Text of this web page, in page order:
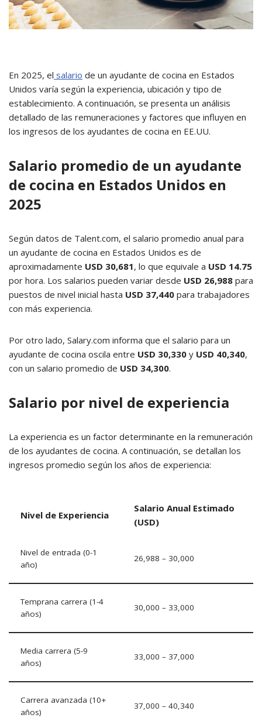
En 2025, el salario de un ayudante de cocina en Estados
Unidos varía según la experiencia, ubicación y tipo de
establecimiento. A continuación, se presenta un análisis
detallado de las remuneraciones y factores que influyen en
los ingresos de los ayudantes de cocina en EE.UU.
Salario promedio de un ayudante
de cocina en Estados Unidos en
2025
Según datos de Talent.com, el salario promedio anual para
un ayudante de cocina en Estados Unidos es de
aproximadamente USD 30,681, lo que equivale a USD 14.75
por hora. Los salarios pueden variar desde USD 26,988 para
puestos de nivel inicial hasta USD 37,440 para trabajadores
con más experiencia.
Por otro lado, Salary.com informa que el salario para un
ayudante de cocina oscila entre USD 30,330 y USD 40,340,
con un salario promedio de USD 34,300.
Salario por nivel de experiencia
La experiencia es un factor determinante en la remuneración
de los ayudantes de cocina. A continuación, se detallan los
ingresos promedio según los años de experiencia:
Nivel de Experiencia
Salario Anual Estimado
(USD)
Nivel de entrada (0-1
año)
26,988 – 30,000
Temprana carrera (1-4
años)
30,000 – 33,000
Media carrera (5-9
años)
33,000 – 37,000
Carrera avanzada (10+
años)
37,000 – 40,340